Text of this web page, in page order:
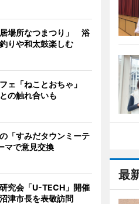
最
場所なつまつり」 浴
りや和太鼓楽しむ
ェ「ねことおちゃ」
の触れ合いも
「すみだタウンミーテ
で意見交換
究会「U-TECH」開催
津市長を表敬訪問